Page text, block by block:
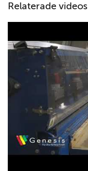
Relaterade videos